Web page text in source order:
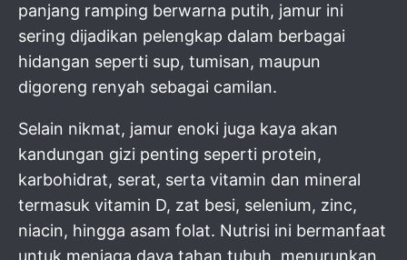
panjang ramping berwarna putih, jamur ini
sering dijadikan pelengkap dalam berbagai
hidangan seperti sup, tumisan, maupun
digoreng renyah sebagai camilan.
Selain nikmat, jamur enoki juga kaya akan
kandungan gizi penting seperti protein,
karbohidrat, serat, serta vitamin dan mineral
termasuk vitamin D, zat besi, selenium, zinc,
niacin, hingga asam folat. Nutrisi ini bermanfaat
untuk menjaga daya tahan tubuh, menurunkan